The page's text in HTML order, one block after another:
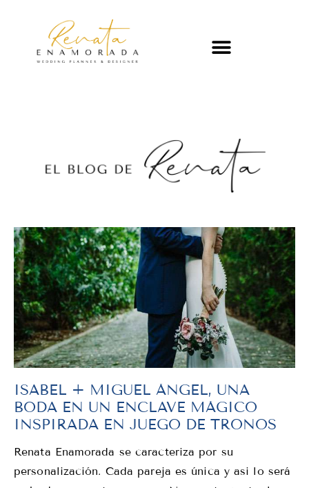
ISABEL + MIGUEL ÁNGEL, UNA
BODA EN UN ENCLAVE MÁGICO
INSPIRADA EN JUEGO DE TRONOS
Renata Enamorada se caracteriza por su
personalización. Cada pareja es única y asi lo será